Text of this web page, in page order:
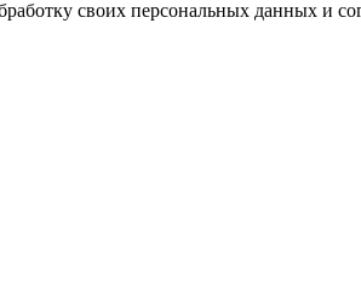
своих персональных данных и